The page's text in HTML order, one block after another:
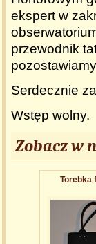
ekspert w
przewodnik
Serdecznie
Wstęp wolny.
Zobacz w
Torebka